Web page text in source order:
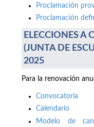
Proclamación
Proclamación
ELECCIONES A
(JUNTA DE
2025
Para la renovación
Convocatoria
Calendario
Modelo de